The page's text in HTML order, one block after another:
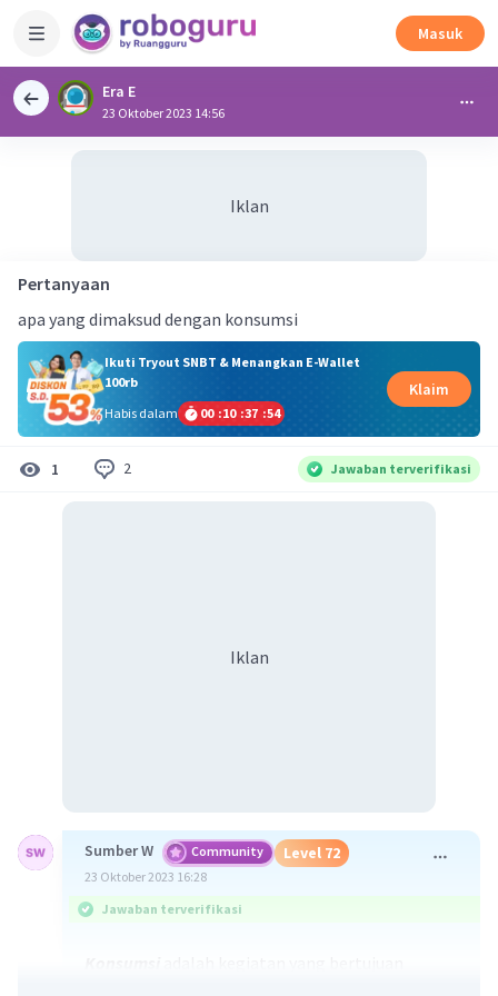
Masuk
Era E
23 Oktober 2023 14:56
Iklan
Pertanyaan
apa yang dimaksud dengan konsumsi
Ikuti Tryout SNBT & Menangkan E-Wallet
100rb
Habis dalam
00 :10 :37 :54
Klaim
1 2 Jawaban terverifikasi
Iklan
Sumber W Community Level 72
23 Oktober 2023 16:28
Jawaban terverifikasi